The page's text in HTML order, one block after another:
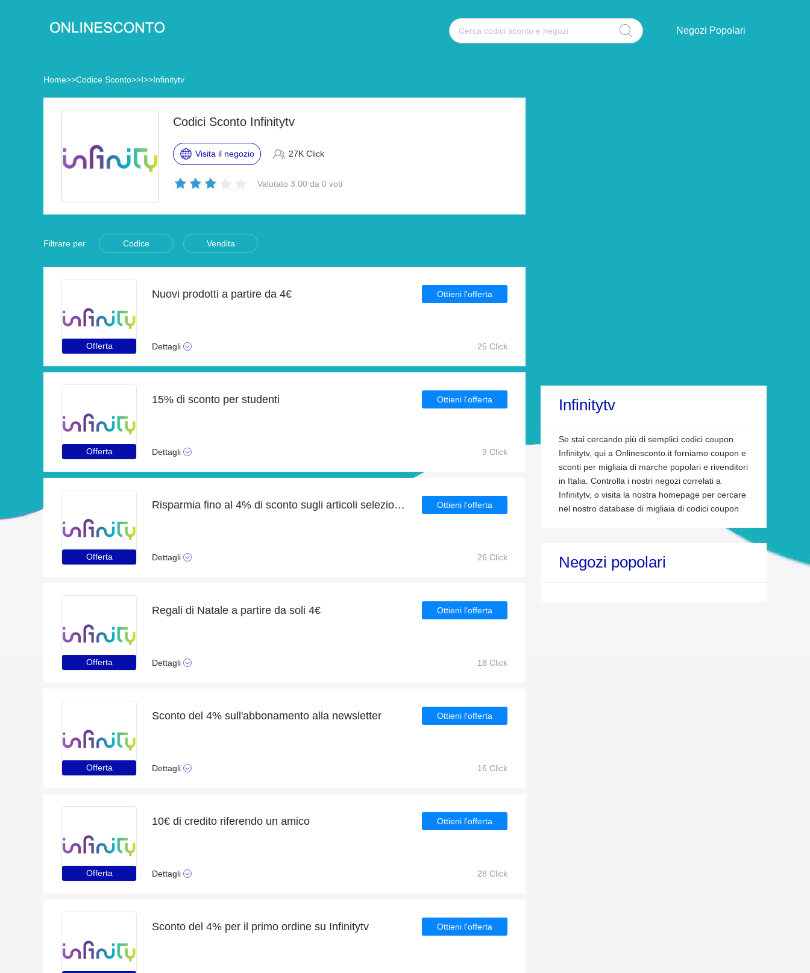
Negozi Popolari
Home>>Codice Sconto>>I>>Infinitytv
Codici Sconto Infinitytv
Visita il negozio 27K Click
Valutato 3.00 da 0 voti
Filtrare per Codice Vendita
Offerta
Nuovi prodotti a partire da 4€
Dettagli
Ottieni l'offerta
25 Click
Offerta
15% di sconto per studenti
Dettagli
Ottieni l'offerta
9 Click
Offerta
Risparmia fino al 4% di sconto sugli articoli selezionati
Dettagli
Ottieni l'offerta
26 Click
Offerta
Regali di Natale a partire da soli 4€
Dettagli
Ottieni l'offerta
18 Click
Offerta
Sconto del 4% sull'abbonamento alla newsletter
Dettagli
Ottieni l'offerta
16 Click
Offerta
10€ di credito riferendo un amico
Dettagli
Ottieni l'offerta
28 Click
Sconto del 4% per il primo ordine su Infinitytv Ottieni l'offerta
Infinitytv
Se stai cercando più di semplici codici coupon
Infinitytv, qui a Onlinesconto.it forniamo coupon e
sconti per migliaia di marche popolari e rivenditori
in Italia. Controlla i nostri negozi correlati a
Infinitytv, o visita la nostra homepage per cercare
nel nostro database di migliaia di codici coupon
Negozi popolari